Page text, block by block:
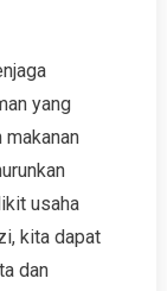
yang
usaha
kita dapat
dan